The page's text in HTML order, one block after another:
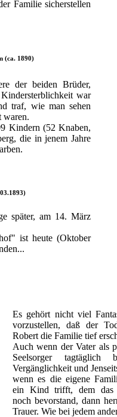
Familie sicherstellen
(ca. 1890)
der beiden Brüder,
war
traf, wie man sehen
waren.
Kindern (52 Knaben,
die in jenem Jahre
später, am 14. März
ist heute (Oktober
Es gehört nicht viel
vorzustellen, daß der
Robert die Familie tief
Auch wenn der Vater als
Seelsorger tagtäglich
Vergänglichkeit und
wenn es die eigene
ein Kind trifft, dem das
noch bevorstand, dann
Trauer. Wie bei jedem